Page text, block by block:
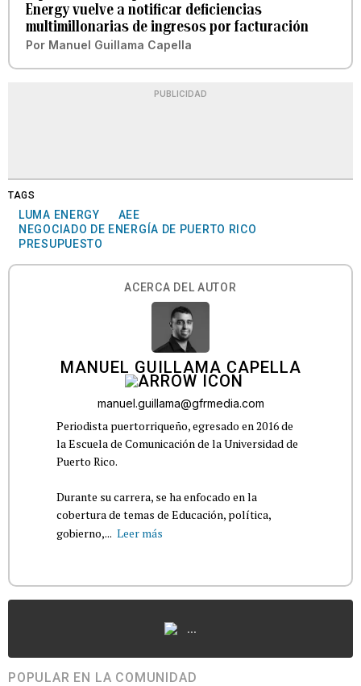
Energy vuelve a notificar deficiencias
multimillonarias de ingresos por facturación
Por Manuel Guillama Capella
PUBLICIDAD
TAGS
LUMA ENERGY
AEE
NEGOCIADO DE ENERGÍA DE PUERTO RICO
PRESUPUESTO
ACERCA DEL AUTOR
MANUEL GUILLAMA CAPELLA
manuel.guillama@gfrmedia.com
Periodista puertorriqueño, egresado en 2016 de
la Escuela de Comunicación de la Universidad de
Puerto Rico.
Durante su carrera, se ha enfocado en la
cobertura de temas de Educación, política,
gobierno,... Leer más
...
POPULAR EN LA COMUNIDAD